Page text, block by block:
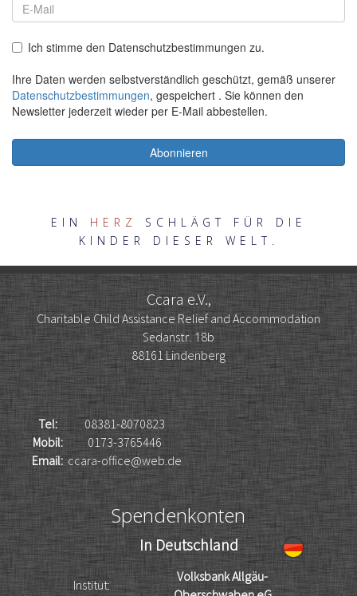
EIN HERZ
SCHLÄGT FÜR DIE
KINDER DIESER WELT.
Ccara e.V.,
Charitable Child Assistance Relief and Accommodation
Sedanstr. 18b
88161 Lindenberg
Tel:
08381-8070823
Mobil:
0173-3765446
Email:ccara-office@web.de
Spendenkonten
In Deutschland
Institut:
Volksbank Allgäu-